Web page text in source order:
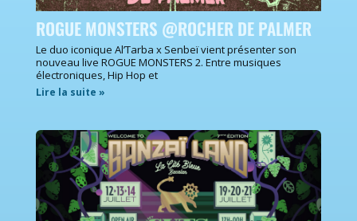
ROGUE MONSTERS @ROCHER DE PALMER
Le duo iconique Al’Tarba x Senbeï vient présenter son
nouveau live ROGUE MONSTERS 2. Entre musiques
électroniques, Hip Hop et
Lire la suite »